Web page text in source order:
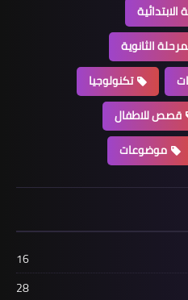
الابتدائية
الثانوية
تكنولوجيا
قصص للاطفال
موضوعات
16
28